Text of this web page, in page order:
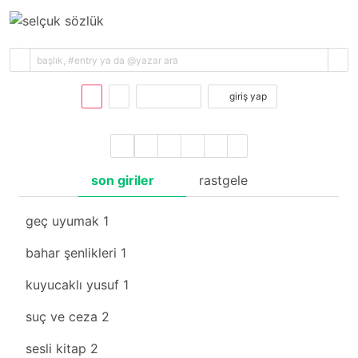
giriş yap
son giriler rastgele
geç uyumak 1
bahar şenlikleri 1
kuyucaklı yusuf 1
suç ve ceza 2
sesli kitap 2